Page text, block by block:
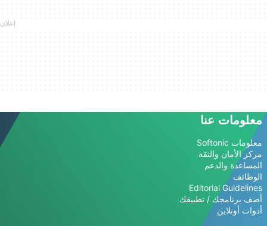
معلومات عنا
معلومات Softonic
مركز الأمان والثقة
المساعدة والدعم
الوظائف
Editorial Guidelines
أضف برنامجك / تطبيقك
أدوات أونلاين